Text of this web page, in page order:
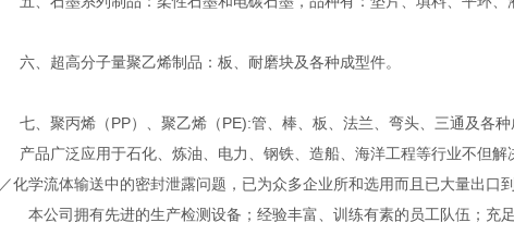
六、超高分子量聚乙烯制品：板、耐磨块及各种成型件。
七、聚丙烯（PP）、聚乙烯（PE):管、棒、板、法兰、弯头、三通及各种
产品广泛应用于石化、炼油、电力、钢铁、造船、海洋工程等行业不但
／化学流体输送中的密封泄露问题，已为众多企业所和选用而且已大量出
本公司拥有先进的生产检测设备；经验丰富、训练有素的员工队伍；充